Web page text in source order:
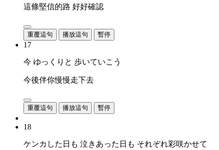
這條堅信的路 好好確認
重覆這句 播放這句 暫停
17
今 ゆっくりと 歩いていこう
今後伴你慢慢走下去
重覆這句 播放這句 暫停
18
ケンカした日も 泣きあった日も それぞれ彩咲かせて